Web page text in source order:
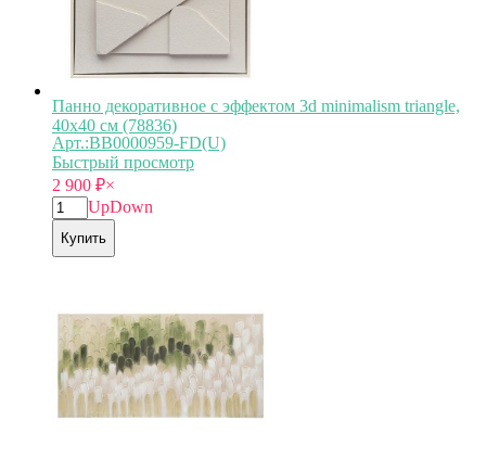
Панно декоративное с эффектом 3d minimalism triangle,
40х40 см (78836)
Арт.:BB0000959-FD(U)
Быстрый просмотр
2 900 ₽×
UpDown
Купить